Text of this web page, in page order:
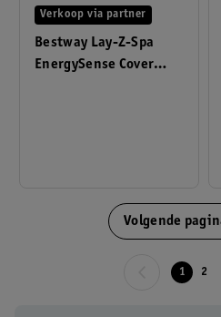
Bestway Lay-Z-Spa
EnergySense Cover
Verkoop via partner
Volgende
1 2